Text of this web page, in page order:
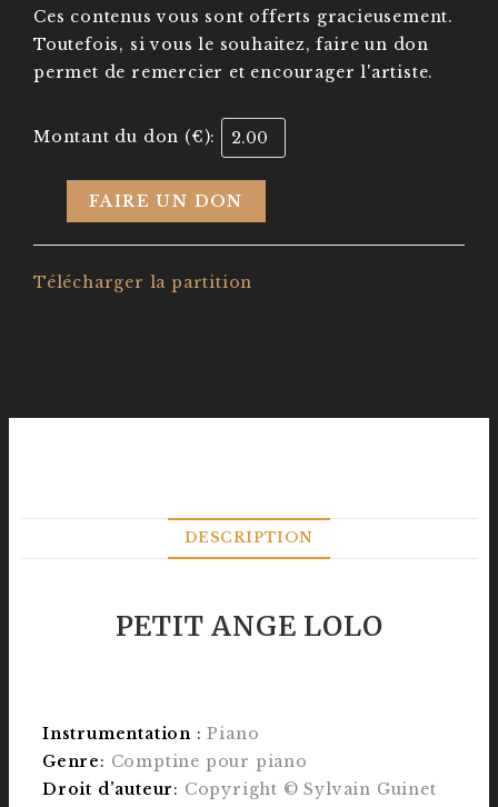
Ces contenus vous sont offerts gracieusement.
Toutefois, si vous le souhaitez, faire un don
permet de remercier et encourager l'artiste.
Montant du don (€):
FAIRE UN DON
Télécharger la partition
DESCRIPTION
PETIT ANGE LOLO
Instrumentation : Piano
Genre: Comptine pour piano
Droit d’auteur: Copyright © Sylvain Guinet